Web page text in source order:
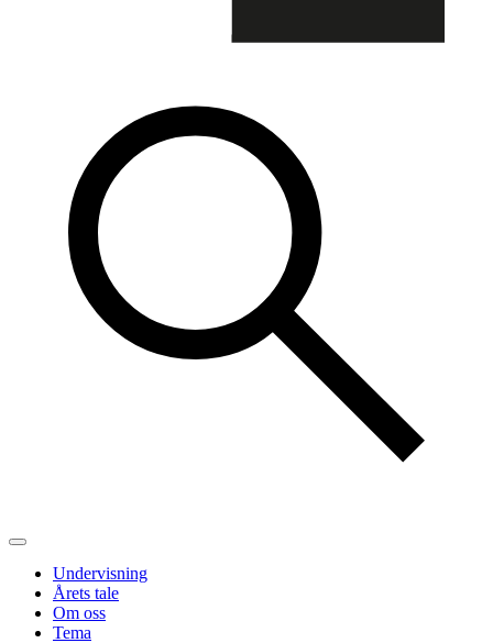
Undervisning
Årets tale
Om oss
Tema